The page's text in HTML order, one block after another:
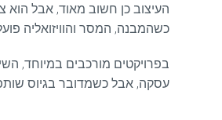
העיצוב כן חשוב מאוד, אבל הוא
כשהמבנה, המסר והוויזואליה
בפרויקטים מורכבים במיוחד,
עסקה, אבל כשמדובר בגיוס